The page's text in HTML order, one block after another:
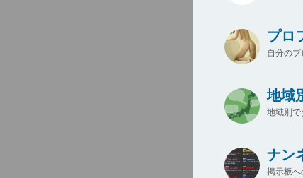
プロ
自分の
地域
地域別で
ナン
掲示板へ